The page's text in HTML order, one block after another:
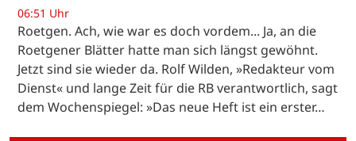
06:51 Uhr
Roetgen. Ach, wie war es doch vordem... Ja, an die
Roetgener Blätter hatte man sich längst gewöhnt.
Jetzt sind sie wieder da. Rolf Wilden, »Redakteur vom
Dienst« und lange Zeit für die RB verantwortlich, sagt
dem Wochenspiegel: »Das neue Heft ist ein erster…